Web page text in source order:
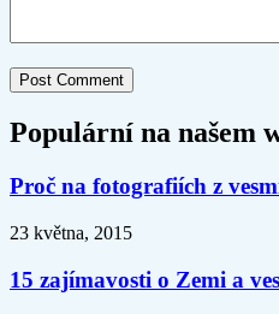
Populární na našem
Proč na fotografiích z
23 května, 2015
15 zajímavosti o Zemi a